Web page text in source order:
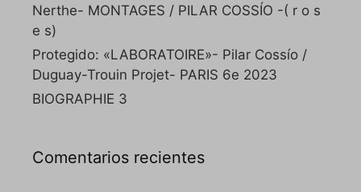
Nerthe- MONTAGES / PILAR COSSÍO -( r o s
e s)
Protegido: «LABORATOIRE»- Pilar Cossío /
Duguay-Trouin Projet- PARIS 6e 2023
BIOGRAPHIE 3
Comentarios recientes